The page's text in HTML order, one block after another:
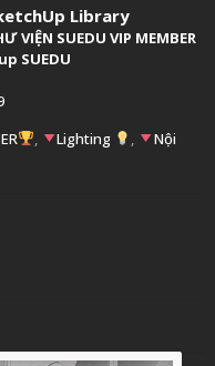
Library
VIỆN SUEDU VIP MEMBER
SUEDU
, Lighting ,
Nội